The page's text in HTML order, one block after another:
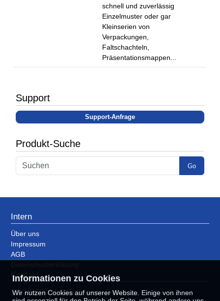
Informationen zu Cookies
Wir nutzen Cookies auf unserer Website. Einige von ihnen
schnell und zuverlässig
Einzelmuster oder gar
Kleinserien von
Verpackungen,
Faltschachteln,
Präsentationsmappen...
Support
Support-Anfrage
Produkt-Suche
Go
Intern
Über uns
Impressum
AGB
Datenschutzerklärung
Kontakt
TECHNOPLOT CAD Vertriebs GmbH